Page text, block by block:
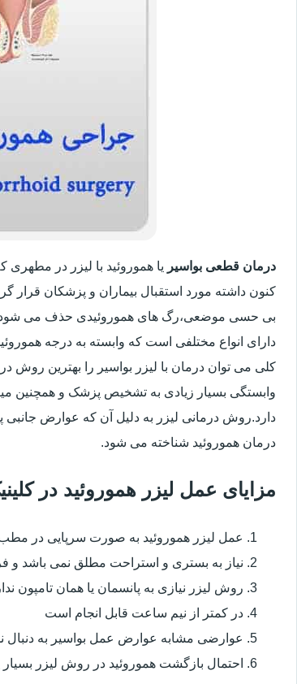
درمان قطعی بواسیر یا هموروئید با لیزر در
کنون داشته مورد استقبال بیماران و پزشکان
بی حسی موضعی،رگ های هموروئیدی حذف می شود
دارای انواع مختلفی است که وابسته به درجه
کلی می توان درمان با لیزر بواسیر را بهترین
وابستگی بسیار زیادی به تشخیص پزشک و همچنین
دارد.روش درمانی لیزر به دلیل آن که عوارض جانبی
درمان هموروئید شناخته می شود.
مزایای عمل لیزر هموروئید در
عمل لیزر هموروئید به صورت سرپایی در
نیاز به بستری و استراحت مطلق نمی باشد و
روش لیزر نیازی به پانسمان یا همان تامپون
در کمتر از نیم ساعت قابل انجام است
عوارضی مشابه عوارض عمل بواسیر به دنبال
احتمال بازگشت هموروئید در روش لیزر بسیار